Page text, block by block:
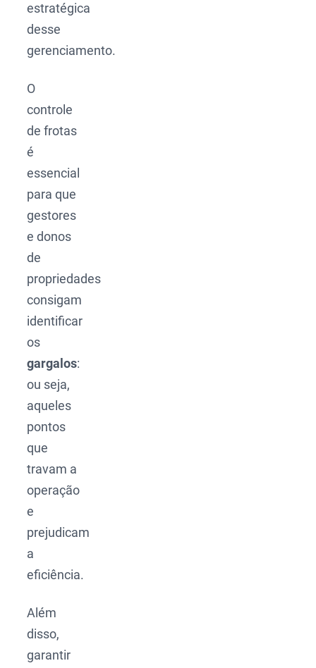
estratégica
desse
gerenciamento.
O
controle
de frotas
é
essencial
para que
gestores
e donos
de
propriedades
consigam
identificar
os
gargalos:
ou seja,
aqueles
pontos
que
travam a
operação
e
prejudicam
a
eficiência.
Além
disso,
garantir